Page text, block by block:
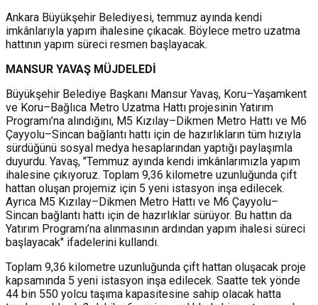
Ankara Büyükşehir Belediyesi, temmuz ayında kendi
imkânlarıyla yapım ihalesine çıkacak. Böylece metro uzatma
hattının yapım süreci resmen başlayacak.
MANSUR YAVAŞ MÜJDELEDİ
Büyükşehir Belediye Başkanı Mansur Yavaş, Koru–Yaşamkent
ve Koru–Bağlıca Metro Uzatma Hattı projesinin Yatırım
Programı’na alındığını, M5 Kızılay–Dikmen Metro Hattı ve M6
Çayyolu–Sincan bağlantı hattı için de hazırlıkların tüm hızıyla
sürdüğünü sosyal medya hesaplarından yaptığı paylaşımla
duyurdu. Yavaş, "Temmuz ayında kendi imkânlarımızla yapım
ihalesine çıkıyoruz. Toplam 9,36 kilometre uzunluğunda çift
hattan oluşan projemiz için 5 yeni istasyon inşa edilecek.
Ayrıca M5 Kızılay–Dikmen Metro Hattı ve M6 Çayyolu–
Sincan bağlantı hattı için de hazırlıklar sürüyor. Bu hattın da
Yatırım Programı’na alınmasının ardından yapım ihalesi süreci
başlayacak" ifadelerini kullandı.
Toplam 9,36 kilometre uzunluğunda çift hattan oluşacak proje
kapsamında 5 yeni istasyon inşa edilecek. Saatte tek yönde
44 bin 550 yolcu taşıma kapasitesine sahip olacak hatta